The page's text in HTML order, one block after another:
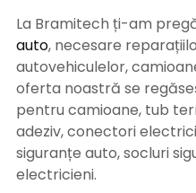
La Bramitech ți-am
auto, necesare
autovehiculelor,
oferta noastră se
pentru camioane, tub
adeziv, conectori
siguranțe auto, socluri
electricieni.